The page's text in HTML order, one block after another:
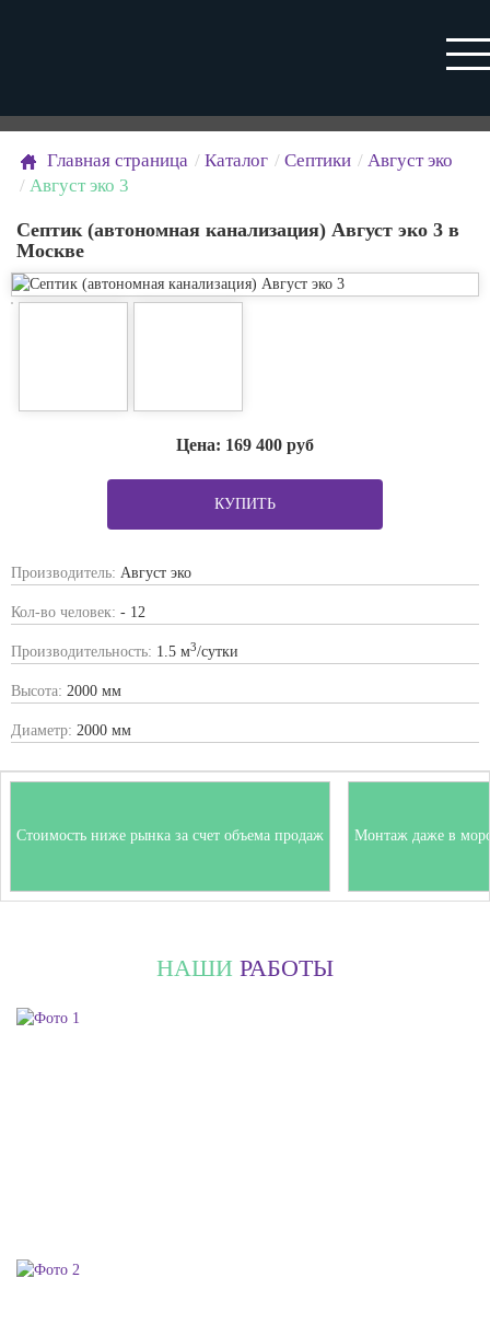
Главная страница Каталог Септики
Август эко
Август эко 3
Септик (автономная канализация) Август эко 3 в
Москве
Цена: 169 400 руб
КУПИТЬ
Производитель: Август эко
Кол-во человек: - 12
Производительность: 1.5 м3/сутки
Высота: 2000 мм
Диаметр: 2000 мм
Стоимость ниже рынка за счет объема продаж Монтаж даже в
НАШИ РАБОТЫ